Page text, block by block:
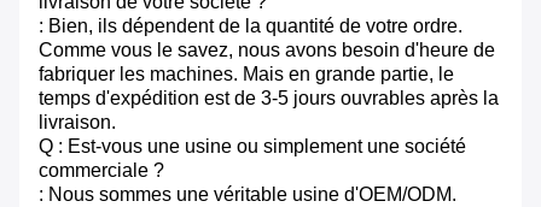
: Bien, ils dépendent de la quantité de votre ordre.
Comme vous le savez, nous avons besoin d'heure de
fabriquer les machines. Mais en grande partie, le
temps d'expédition est de 3-5 jours ouvrables après la
livraison.
Q : Est-vous une usine ou simplement une société
commerciale ?
: Nous sommes une véritable usine d'OEM/ODM.